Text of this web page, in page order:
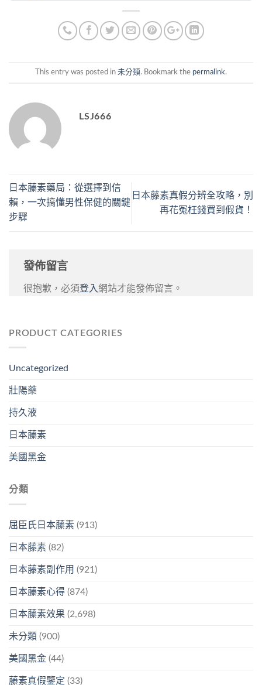
This entry was posted in 未分類 . Bookmark the permalink.
LSJ666
日本藤素藥局：從選擇到信
賴，一次搞懂男性保健的關鍵
步驟
日本藤素真假分辨全攻略，別
再花冤枉錢買到假貨！
發佈留言
很抱歉，必須登入網站才能發佈留言。
PRODUCT CATEGORIES
Uncategorized
壯陽藥
持久液
日本藤素
美國黑金
分類
屈臣氏日本藤素 (913)
日本藤素 (82)
日本藤素副作用 (921)
日本藤素心得 (874)
日本藤素效果 (2,698)
未分類 (900)
美國黑金 (44)
藤素真假鑒定 (33)